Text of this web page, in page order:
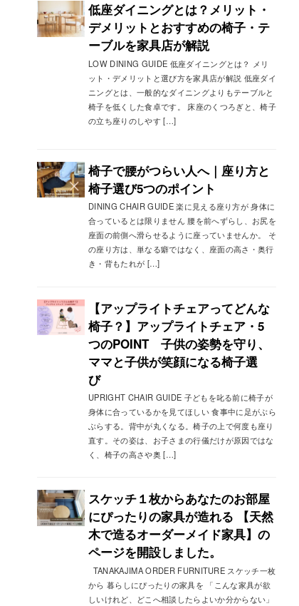
低座ダイニングとは？メリット・
デメリットとおすすめの椅子・テ
ーブルを家具店が解説
LOW DINING GUIDE 低座ダイニングとは？ メリ
ット・デメリットと選び方を家具店が解説 低座ダイ
ニングとは、一般的なダイニングよりもテーブルと
椅子を低くした食卓です。 床座のくつろぎと、椅子
の立ち座りのしやす […]
椅子で腰がつらい人へ｜座り方と
椅子選び5つのポイント
DINING CHAIR GUIDE 楽に見える座り方が 身体に
合っているとは限りません 腰を前へずらし、お尻を
座面の前側へ滑らせるように座っていませんか。 そ
の座り方は、単なる癖ではなく、座面の高さ・奥行
き・背もたれが […]
【アップライトチェアってどんな
椅子？】アップライトチェア・5
つのPOINT 子供の姿勢を守り、
ママと子供が笑顔になる椅子選
び
UPRIGHT CHAIR GUIDE 子どもを叱る前に椅子が
身体に合っているかを見てほしい 食事中に足がぶら
ぶらする。背中が丸くなる。椅子の上で何度も座り
直す。その姿は、お子さまの行儀だけが原因ではな
く、椅子の高さや奥 […]
スケッチ１枚からあなたのお部屋
にぴったりの家具が造れる 【天然
木で造るオーダーメイド家具】の
ページを開設しました。
TANAKAJIMA ORDER FURNITURE スケッチ一枚
から 暮らしにぴったりの家具を 「こんな家具が欲
しいけれど、どこへ相談したらよいか分からない」